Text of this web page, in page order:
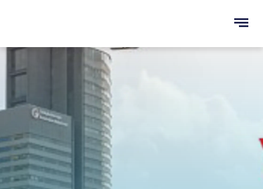
menu